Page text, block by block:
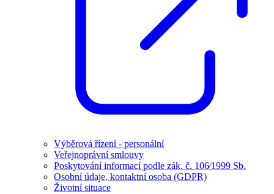
Výběrová řízení - personální
Veřejnoprávní smlouvy
Poskytování informací podle zák. č. 106⁄1999 Sb.
Osobní údaje, kontaktní osoba (GDPR)
Životní situace